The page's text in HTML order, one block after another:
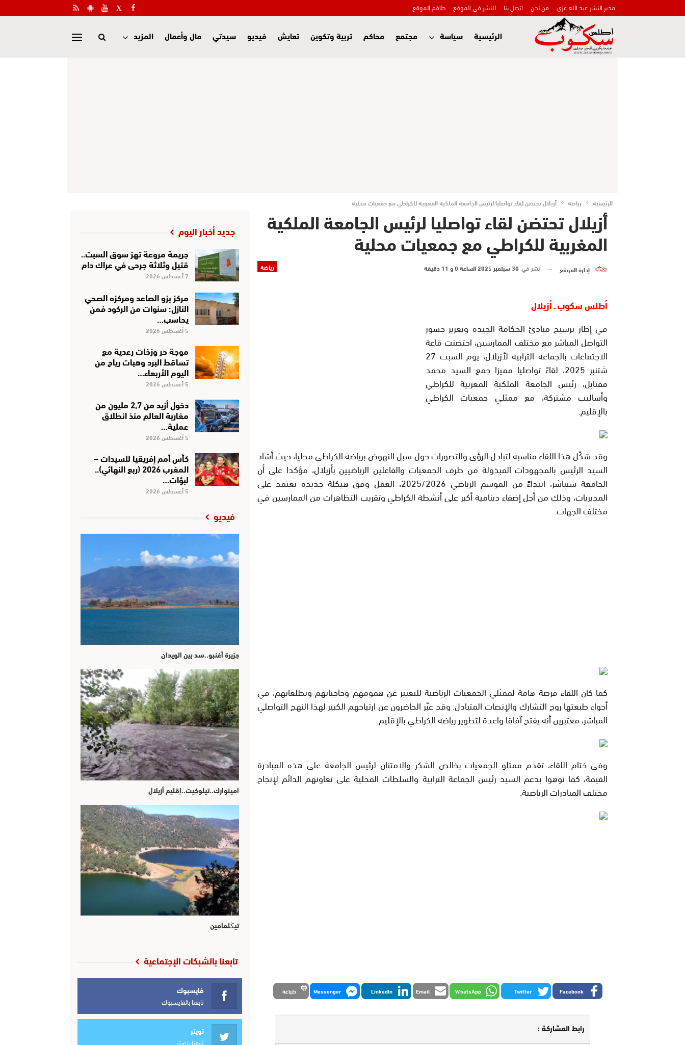
مدير النشر عبد الله عزي من نحن اتصل بنا للنشر في الموقع طاقم الموقع
الرئيسية سياسة مجتمع محاكم تربية وتكوين تعايش فيديو سيدتي مال وأعمال المزيد
الرئيسية رياضة أزيلال تحتضن لقاء تواصليا لرئيس الجامعة الملكية المغربية للكراطي مع جمعيات محلية
أزيلال تحتضن لقاء تواصليا لرئيس الجامعة الملكية
المغربية للكراطي مع جمعيات محلية
رياضة إدارة الموقع نشر في 30 سبتمبر 2025 الساعة 0 و 11 دقيقة
أطلس سكوب ـ أزيلال
في إطار ترسيخ مبادئ الحكامة الجيدة وتعزيز جسور
التواصل المباشر مع مختلف الممارسين، احتضنت قاعة
الاجتماعات بالجماعة الترابية لأزيلال، يوم السبت 27
شتنبر 2025، لقاءً تواصليا مميزا جمع السيد محمد
مقتابل، رئيس الجامعة الملكية المغربية للكراطي
وأساليب مشتركة، مع ممثلي جمعيات الكراطي
بالإقليم.
وقد شكّل هذا اللقاء مناسبة لتبادل الرؤى والتصورات حول سبل النهوض برياضة الكراطي محليا، حيث أشاد
السيد الرئيس بالمجهودات المبذولة من طرف الجمعيات والفاعلين الرياضيين بأزيلال، مؤكدا على أن
الجامعة ستباشر، ابتداءً من الموسم الرياضي 2025/2026، العمل وفق هيكلة جديدة تعتمد على
المديريات، وذلك من أجل إضفاء دينامية أكبر على أنشطة الكراطي وتقريب التظاهرات من الممارسين في
مختلف الجهات.
كما كان اللقاء فرصة هامة لممثلي الجمعيات الرياضية للتعبير عن همومهم وحاجياتهم وتطلعاتهم، في
أجواء طبعتها روح التشارك والإنصات المتبادل. وقد عبّر الحاضرون عن ارتياحهم الكبير لهذا النهج التواصلي
المباشر، معتبرين أنه يفتح آفاقا واعدة لتطوير رياضة الكراطي بالإقليم.
وفي ختام اللقاء، تقدم ممثلو الجمعيات بخالص الشكر والامتنان لرئيس الجامعة على هذه المبادرة
القيمة، كما نوهوا بدعم السيد رئيس الجماعة الترابية والسلطات المحلية على تعاونهم الدائم لإنجاح
مختلف المبادرات الرياضية.
Facebook
Twitter
WhatsApp
Email
LinkedIn
Messenger طباعة
رابط المشاركة :
جديد أخبار اليوم
جريمة مروعة تهز سوق السبت..
قتيل وثلاثة جرحى في عراك دام
7 أغسطس 2026
مركز بزو الصاعد ومركزه الصحي
النازل: سنوات من الركود فمن
يحاسب…
5 أغسطس 2026
موجة حر وزخات رعدية مع
تساقط البرد وهبات رياح من
اليوم الأربعاء…
5 أغسطس 2026
دخول أزيد من 2,7 مليون من
مغاربة العالم منذ انطلاق
عملية…
5 أغسطس 2026
كأس أمم إفريقيا للسيدات –
المغرب 2026 (ربع النهائي)..
لبؤات…
5 أغسطس 2026
فيديو
جزيرة أغنبو..سد بين الويدان
امينوارك..تيلوكيت..إقليم أزيلال
تيڭلمامين
تابعنا بالشبكات الإجتماعية
فايسبوك
تابعنا بالفايسبوك
تويتر